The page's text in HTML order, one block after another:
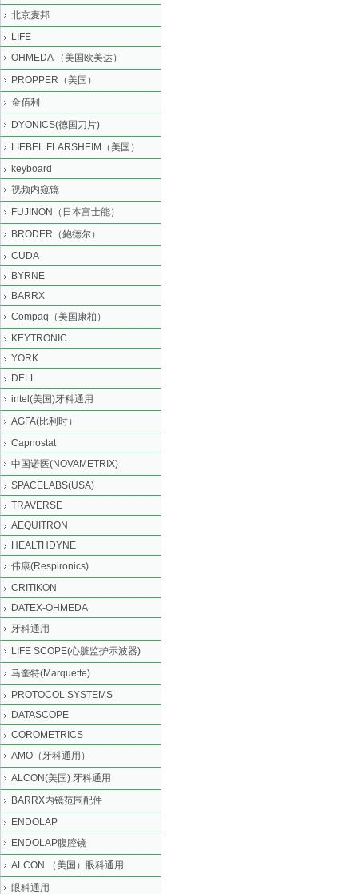
北京麦邦
LIFE
OHMEDA （美国欧美达）
PROPPER（美国）
金佰利
DYONICS(德国刀片)
LIEBEL FLARSHEIM（美国）
keyboard
视频内窥镜
FUJINON（日本富士能）
BRODER（鲍德尔）
CUDA
BYRNE
BARRX
Compaq（美国康柏）
KEYTRONIC
YORK
DELL
intel(美国)牙科通用
AGFA(比利时）
Capnostat
中国诺医(NOVAMETRIX)
SPACELABS(USA)
TRAVERSE
AEQUITRON
HEALTHDYNE
伟康(Respironics)
CRITIKON
DATEX-OHMEDA
牙科通用
LIFE SCOPE(心脏监护示波器)
马奎特(Marquette)
PROTOCOL SYSTEMS
DATASCOPE
COROMETRICS
AMO（牙科通用）
ALCON(美国) 牙科通用
BARRX内镜范围配件
ENDOLAP
ENDOLAP腹腔镜
ALCON （美国）眼科通用
眼科通用